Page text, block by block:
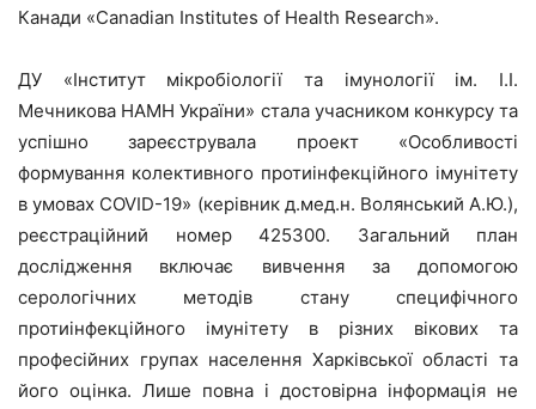
Канади «Canadian Institutes of Health Research».
ДУ «Інститут мікробіології та імунології ім. І.І.
Мечникова НАМН України» стала учасником конкурсу та
успішно зареєструвала проект «Особливості
формування колективного протиінфекційного імунітету
в умовах COVID-19» (керівник д.мед.н. Волянський А.Ю.),
реєстраційний номер 425300. Загальний план
дослідження включає вивчення за допомогою
серологічних методів стану специфічного
протиінфекційного імунітету в різних вікових та
професійних групах населення Харківської області та
його оцінка. Лише повна і достовірна інформація не